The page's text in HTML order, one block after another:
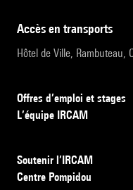
accès en transports
Hôtel de Ville, Rambuteau,
Offres d’emploi et stages
L’équipe IRCAM
Soutenir l’IRCAM
Centre Pompidou